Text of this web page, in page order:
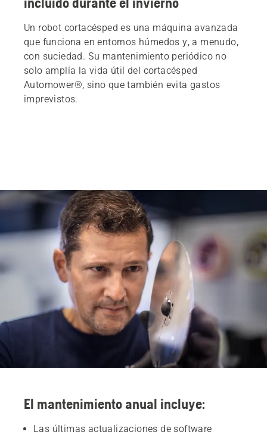
Un robot cortacésped es una máquina avanzada
que funciona en entornos húmedos y, a menudo,
con suciedad. Su mantenimiento periódico no
solo amplía la vida útil del cortacésped
Automower®, sino que también evita gastos
imprevistos.
El mantenimiento anual incluye:
Las últimas actualizaciones de software